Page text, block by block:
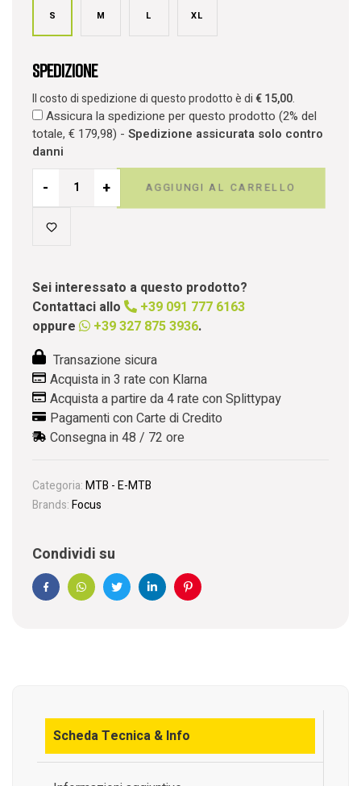
S M L XL
Spedizione
Il costo di spedizione di questo prodotto è di€15,00.
Assicura la spedizione per questo prodotto (2% del
totale, € 179,98) - Spedizione assicurata solo contro
danni
- + AGGIUNGI AL CARRELLO
Sei interessato a questo prodotto?
Contattaci allo
+39 091 777 6163
oppure
+39 327 875 3936.
Transazione sicura
Acquista in 3 rate con Klarna
Acquista a partire da 4 rate con Splittypay
Pagamenti con Carte di Credito
Consegna in 48 / 72 ore
Categoria:MTB - E-MTB
Brands:Focus
Condividi su
FacebookWhatsAppTwitterLinkedinPinterest
Scheda Tecnica & Info